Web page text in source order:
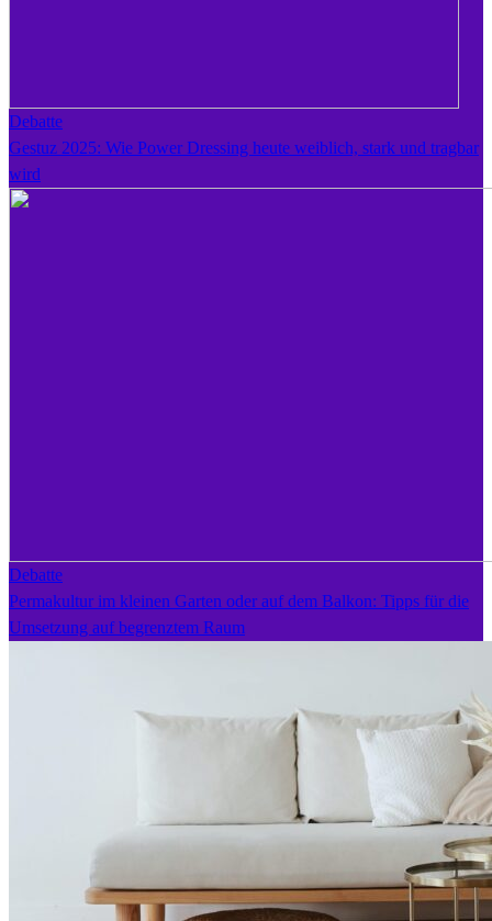
Debatte
Gestuz 2025: Wie Power Dressing heute weiblich, stark und tragbar
wird
Debatte
Permakultur im kleinen Garten oder auf dem Balkon: Tipps für die
Umsetzung auf begrenztem Raum